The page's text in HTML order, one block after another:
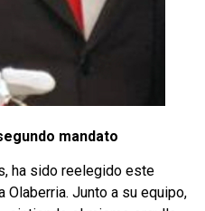
mandato
ha sido reelegido este
Olaberria. Junto a su equipo,